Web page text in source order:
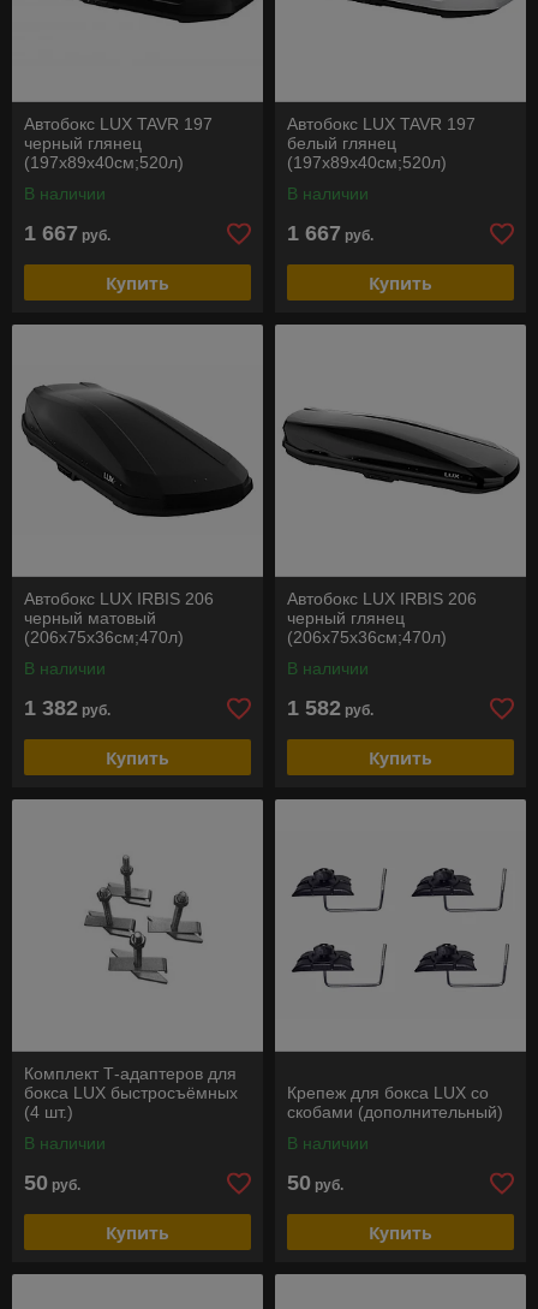
Автобокс LUX TAVR 197
черный глянец
(197х89х40см;520л)
В наличии
1 667 руб.
Купить
Автобокс LUX TAVR 197
белый глянец
(197х89х40см;520л)
В наличии
1 667 руб.
Купить
Автобокс LUX IRBIS 206
черный матовый
(206х75х36см;470л)
В наличии
1 382 руб.
Купить
Автобокс LUX IRBIS 206
черный глянец
(206х75х36см;470л)
В наличии
1 582 руб.
Купить
Комплект Т-адаптеров для
бокса LUX быстросъёмных
(4 шт.)
В наличии
50 руб.
Купить
Крепеж для бокса LUX со
скобами (дополнительный)
В наличии
50 руб.
Купить